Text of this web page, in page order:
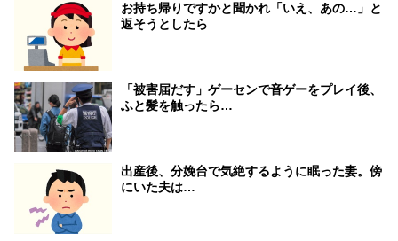
お持ち帰りですかと聞かれ「いえ、あの…」と
返そうとしたら
「被害届だす」ゲーセンで音ゲーをプレイ後、
ふと髪を触ったら…
出産後、分娩台で気絶するように眠った妻。傍
にいた夫は…